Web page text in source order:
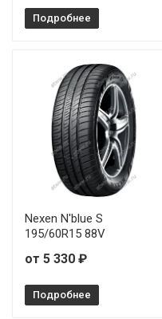
Подробнее
Nexen N'blue S
195/60R15 88V
от 5 330 ₽
Подробнее